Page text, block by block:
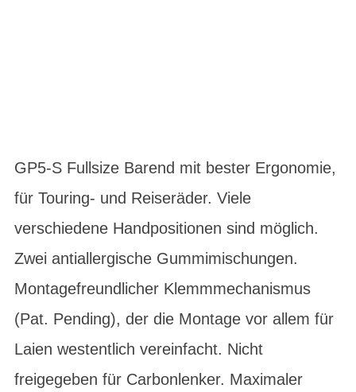
GP5-S Fullsize Barend mit bester Ergonomie,
für Touring- und Reiseräder. Viele
verschiedene Handpositionen sind möglich.
Zwei antiallergische Gummimischungen.
Montagefreundlicher Klemmmechanismus
(Pat. Pending), der die Montage vor allem für
Laien westentlich vereinfacht. Nicht
freigegeben für Carbonlenker. Maximaler